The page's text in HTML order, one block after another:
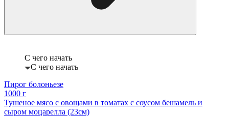
С чего начать
С чего начать
Пирог болоньезе
1000 г
Тушеное мясо с овощами в томатах с соусом бешамель и
сыром моцарелла (23см)